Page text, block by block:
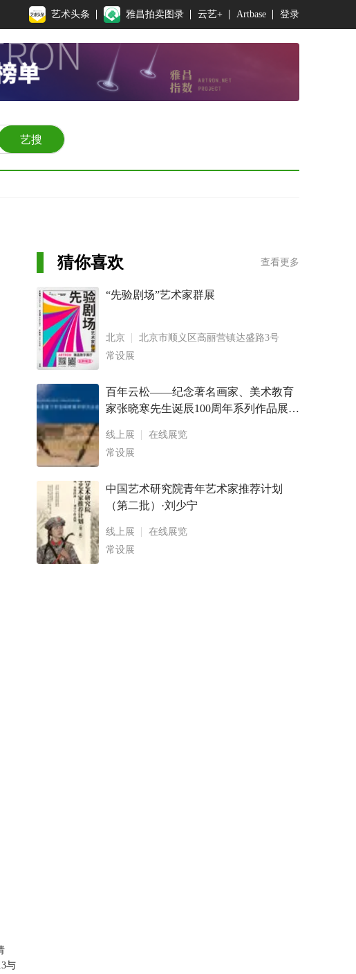
艺术头条 雅昌拍卖图录 云艺+ Artbase 登录
艺搜
与
猜你喜欢 查看更多
“先验剧场”艺术家群展
北京
北京市顺义区高丽营镇达盛路3号
常设展
百年云松——纪念著名画家、美术教育
家张晓寒先生诞辰100周年系列作品展
布会 鹭潮松风— — 2022 年度厦门市张
晓寒美术研究会会员作
线上展
在线展览
常设展
中国艺术研究院青年艺术家推荐计划
（第二批）·刘少宁
线上展
在线展览
常设展